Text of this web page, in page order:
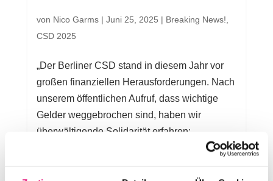
von Nico Garms| Juni 25, 2025 | Breaking News!
CSD 2025
„Der Berliner CSD stand in diesem Jahr vor
großen finanziellen Herausforderungen. Nach
unserem öffentlichen Aufruf, dass wichtige
Gelder weggebrochen sind, haben wir
überwältigende Solidarität erfahren:
Partner:innen und bereits...